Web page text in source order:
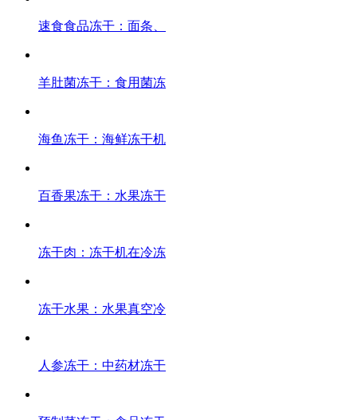
速食食品冻干：面条、
羊肚菌冻干：食用菌冻
海鱼冻干：海鲜冻干机
百香果冻干：水果冻干
冻干肉：冻干机在冷冻
冻干水果：水果真空冷
人参冻干：中药材冻干